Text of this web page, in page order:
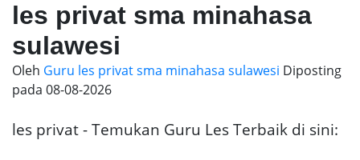
les privat sma minahasa
sulawesi
Oleh Guru les privat sma minahasa sulawesi Diposting
pada 08-08-2026
les privat - Temukan Guru Les Terbaik di sini: